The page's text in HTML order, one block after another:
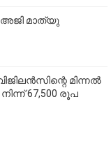
അജി മാത്യു
മിന്നല്‍
67,500 രൂപ